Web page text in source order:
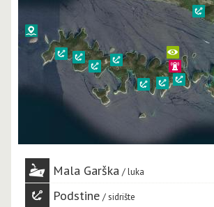
Mala Garška luka
Podstine sidrište